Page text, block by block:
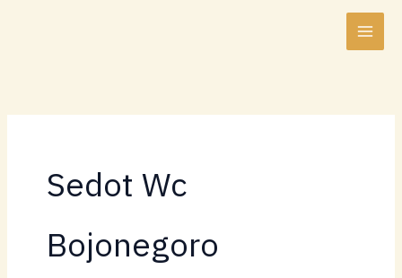
Sedot Wc
Bojonegoro